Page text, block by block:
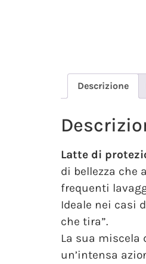
Descrizione
Latte di
di bellezza che
frequenti
Ideale nei casi
che tira”.
La sua miscela
un’intensa